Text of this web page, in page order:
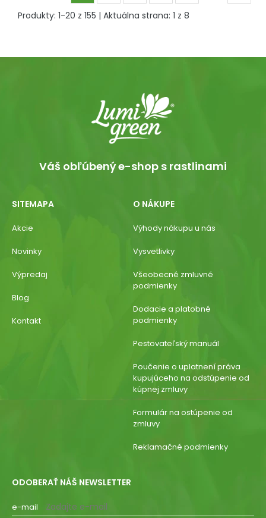
Produkty: 1-20 z 155 | Aktuálna strana: 1 z 8
Váš obľúbený e-shop s rastlinami
SITEMAPA
Akcie
Novinky
Výpredaj
Blog
Kontakt
O NÁKUPE
Výhody nákupu u nás
Vysvetlivky
Všeobecné zmluvné
podmienky
Dodacie a platobné
podmienky
Pestovateľský manuál
Poučenie o uplatnení práva
kupujúceho na odstúpenie od
kúpnej zmluvy
Formulár na ostúpenie od
zmluvy
Reklamačné podmienky
ODOBERAŤ NÁŠ NEWSLETTER
e-mail